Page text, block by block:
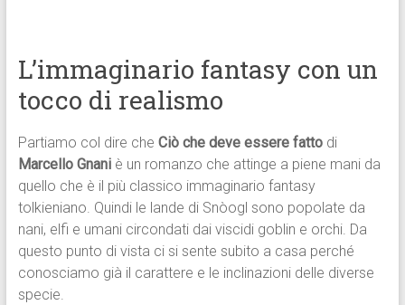
L’immaginario fantasy con un
tocco di realismo
Partiamo col dire che Ciò che deve essere fattodi
Marcello Gnaniè un romanzo che attinge a piene mani da
quello che è il più classico immaginario fantasy
tolkieniano. Quindi le lande di Snòogl sono popolate da
nani, elfi e umani circondati dai viscidi goblin e orchi. Da
questo punto di vista ci si sente subito a casa perché
conosciamo già il carattere e le inclinazioni delle diverse
specie.